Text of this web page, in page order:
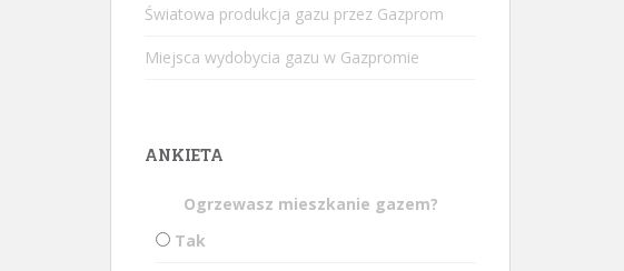
Światowa produkcja gazu przez Gazprom
Miejsca wydobycia gazu w Gazpromie
ANKIETA
Ogrzewasz mieszkanie gazem?
Tak